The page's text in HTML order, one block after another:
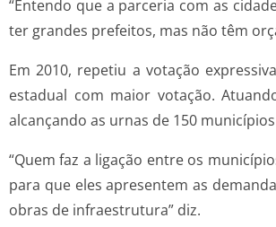
“Entendo que a parceria com as
ter grandes prefeitos, mas não têm
Em 2010, repetiu a votação
estadual com maior votação.
alcançando as urnas de 150
“Quem faz a ligação entre os
para que eles apresentem as
obras de infraestrutura” diz.